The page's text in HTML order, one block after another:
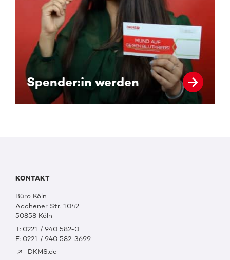
Spender:in werden
KONTAKT
Büro Köln
Aachener Str. 1042
50858 Köln
T: 0221 / 940 582-0
F: 0221 / 940 582-3699
DKMS.de